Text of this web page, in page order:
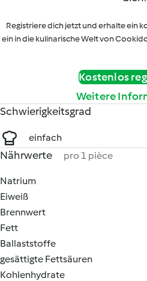
Registriere dich jetzt und erhalte ein
ein in die kulinarische Welt von
Kostenlos
Weitere
Schwierigkeitsgrad
einfach
Nährwerte pro 1 pièce
Natrium
Eiweiß
Brennwert
Fett
Ballaststoffe
gesättigte Fettsäuren
Kohlenhydrate